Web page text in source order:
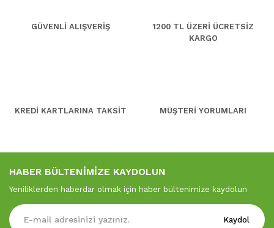
GÜVENLİ ALIŞVERİŞ
1200 TL ÜZERİ ÜCRETSİZ
KARGO
KREDİ KARTLARINA TAKSİT MÜŞTERİ YORUMLARI
HABER BÜLTENİMİZE KAYDOLUN
Yeniliklerden haberdar olmak için haber bültenimize kaydolun
Kaydol